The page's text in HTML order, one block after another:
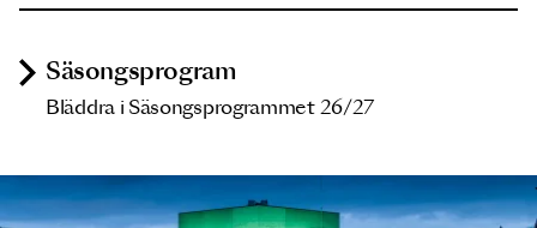
Säsongsprogram
Bläddra i Säsongsprogrammet 26/27